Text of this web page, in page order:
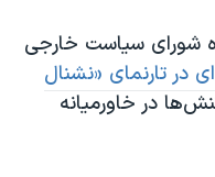
شورای سیاست خارجی
در تارنمای «نشنال
در خاورمیانه